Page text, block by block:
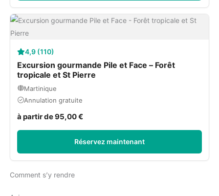
4,9 (110)
Excursion gourmande Pile et Face – Forêt
tropicale et St Pierre
Martinique
Annulation gratuite
à partir de 95,00 €
Réservez maintenant
Comment s’y rendre